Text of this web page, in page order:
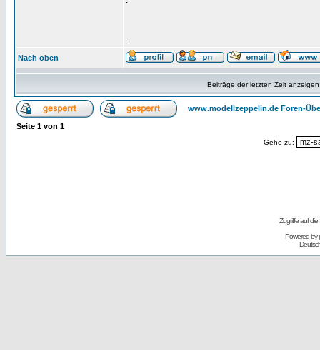
.
Nach oben
Beiträge der letzten Zeit
www.modellzeppelin.de Foren-
Seite 1 von 1
Gehe zu:
Zugriffe auf
Powered by